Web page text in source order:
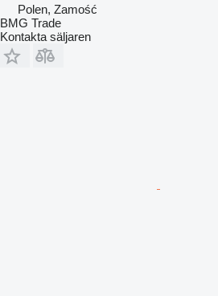
Polen, Zamość
BMG Trade
Kontakta säljaren